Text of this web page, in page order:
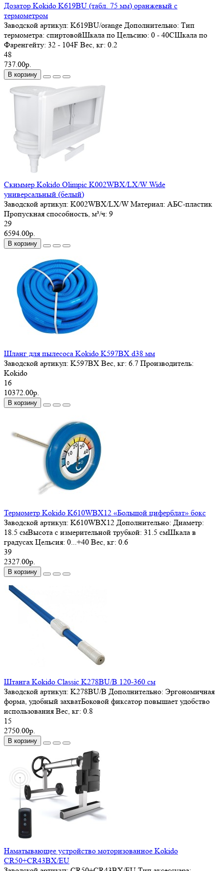
Дозатор Kokido K619BU (табл. 75 мм) оранжевый с
термометром
Заводской артикул: K619BU/orange Дополнительно: Тип
термометра: спиртовойШкала по Цельсию: 0 - 40СШкала по
Фаренгейту: 32 - 104F Вес, кг: 0.2
48
737.00р.
В корзину
Скиммер Kokido Olimpic K002WBX/LX/W Wide
универсальный (белый)
Заводской артикул: K002WBX/LX/W Материал: АБС-пластик
Пропускная способность, м³/ч: 9
29
6594.00р.
В корзину
Шланг для пылесоса Kokido K597BX d38 мм
Заводской артикул: K597BX Вес, кг: 6.7 Производитель:
Kokido
16
10372.00р.
В корзину
Термометр Kokido K610WBX12 «Большой циферблат» бокс
Заводской артикул: K610WBX12 Дополнительно: Диаметр:
18.5 смВысота с измерительной трубкой: 31.5 смШкала в
градусах Цельсия: 0...+40 Вес, кг: 0.6
39
2327.00р.
В корзину
Штанга Kokido Classic K278BU/B 120-360 см
Заводской артикул: K278BU/B Дополнительно: Эргономичная
форма, удобный захватБоковой фиксатор повышает удобство
использования Вес, кг: 0.8
15
2750.00р.
В корзину
Наматывающее устройство моторизованное Kokido
CR50+CR43BX/EU